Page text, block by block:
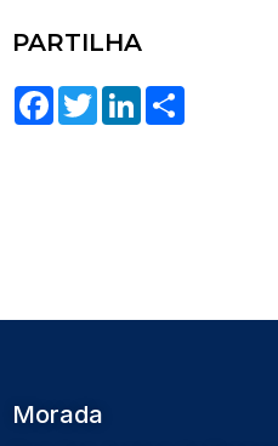
PARTILHA
Facebook
TwitterLinkedIn
Morada